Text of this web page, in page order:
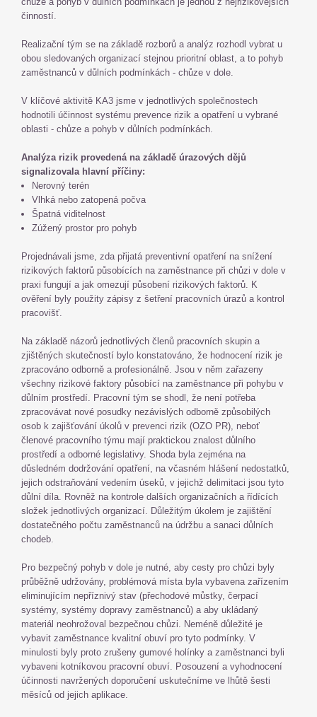
činností.
Realizační tým se na základě rozborů a analýz rozhodl vybrat u
obou sledovaných organizací stejnou prioritní oblast, a to pohyb
zaměstnanců v důlních podmínkách - chůze v dole.
V klíčové aktivitě KA3 jsme v jednotlivých společnostech
hodnotili účinnost systému prevence rizik a opatření u vybrané
oblasti - chůze a pohyb v důlních podmínkách.
Analýza rizik provedená na základě úrazových dějů
signalizovala hlavní příčiny:
Nerovný terén
Vlhká nebo zatopená počva
Špatná viditelnost
Zúžený prostor pro pohyb
Projednávali jsme, zda přijatá preventivní opatření na snížení
rizikových faktorů působících na zaměstnance při chůzi v dole v
praxi fungují a jak omezují působení rizikových faktorů. K
ověření byly použity zápisy z šetření pracovních úrazů a kontrol
pracovišť.
Na základě názorů jednotlivých členů pracovních skupin a
zjištěných skutečností bylo konstatováno, že hodnocení rizik je
zpracováno odborně a profesionálně. Jsou v něm zařazeny
všechny rizikové faktory působící na zaměstnance při pohybu v
důlním prostředí. Pracovní tým se shodl, že není potřeba
zpracovávat nové posudky nezávislých odborně způsobilých
osob k zajišťování úkolů v prevenci rizik (OZO PR), neboť
členové pracovního týmu mají praktickou znalost důlního
prostředí a odborné legislativy. Shoda byla zejména na
důsledném dodržování opatření, na včasném hlášení nedostatků,
jejich odstraňování vedením úseků, v jejichž delimitaci jsou tyto
důlní díla. Rovněž na kontrole dalších organizačních a řídících
složek jednotlivých organizací. Důležitým úkolem je zajištění
dostatečného počtu zaměstnanců na údržbu a sanaci důlních
chodeb.
Pro bezpečný pohyb v dole je nutné, aby cesty pro chůzi byly
průběžně udržovány, problémová místa byla vybavena zařízením
eliminujícím nepříznivý stav (přechodové můstky, čerpací
systémy, systémy dopravy zaměstnanců) a aby ukládaný
materiál neohrožoval bezpečnou chůzi. Neméně důležité je
vybavit zaměstnance kvalitní obuví pro tyto podmínky. V
minulosti byly proto zrušeny gumové holínky a zaměstnanci byli
vybaveni kotníkovou pracovní obuví. Posouzení a vyhodnocení
účinnosti navržených doporučení uskutečníme ve lhůtě šesti
měsíců od jejich aplikace.